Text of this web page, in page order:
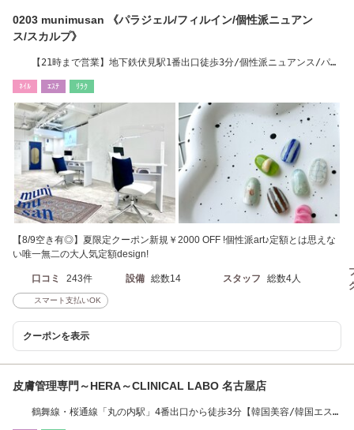
0203 munimusan 《パラジェル/フィルイン/個性派ニュアン
ス/スカルプ》
【21時まで営業】地下鉄伏見駅1番出口徒歩3分/個性派ニュアンス/パラ
ﾈｲﾙ ｴｽﾃ ﾘﾗｸ
【8/9空き有◎】夏限定クーポン新規￥2000 OFF !個性派art♪定額とは思えな
い唯一無二の大人気定額design!
口コミ 243件 設備 総数14 スタッフ 総数4人
スマート支払いOK
クーポンを表示
皮膚管理専門～HERA～CLINICAL LABO 名古屋店
鶴舞線・桜通線「丸の内駅」4番出口から徒歩3分【韓国美容/韓国エス